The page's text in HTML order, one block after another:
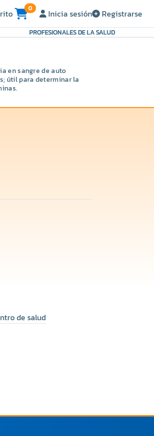
0 Inicia sesión Registrarse
PROFESIONALES DE LA SALUD
en sangre de auto
útil para determinar la
de salud